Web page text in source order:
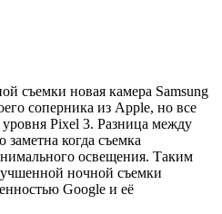
съемки новая камера Samsung
соперника из Apple, но все
уровня Pixel 3. Разница между
когда съемка
освещения. Таким
ночной съемки
Google и её